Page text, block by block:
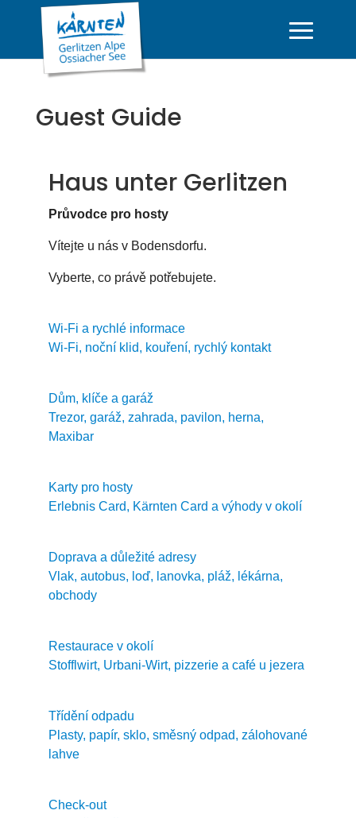
Guest Guide
Haus unter Gerlitzen
Průvodce pro hosty
Vítejte u nás v Bodensdorfu.
Vyberte, co právě potřebujete.
Wi-Fi a rychlé informace
Wi-Fi, noční klid, kouření, rychlý kontakt
Dům, klíče a garáž
Trezor, garáž, zahrada, pavilon, herna,
Maxibar
Karty pro hosty
Erlebnis Card, Kärnten Card a výhody v okolí
Doprava a důležité adresy
Vlak, autobus, loď, lanovka, pláž, lékárna,
obchody
Restaurace v okolí
Stofflwirt, Urbani-Wirt, pizzerie a café u jezera
Třídění odpadu
Plasty, papír, sklo, směsný odpad, zálohované
lahve
Check-out